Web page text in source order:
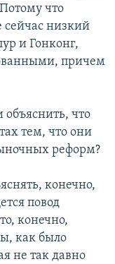
что
сейчас низкий
и Гонконг,
причем
что
тем, что они
реформ?
конечно,
повод
конечно,
как было
не так давно